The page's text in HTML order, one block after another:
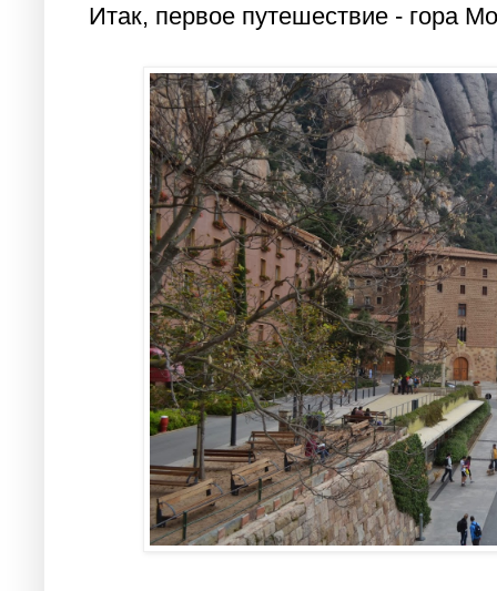
Итак, первое путешествие - гора